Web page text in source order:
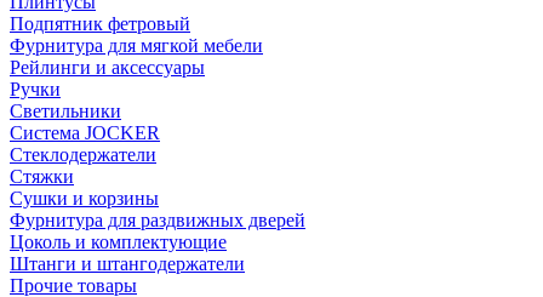
Подпятник фетровый
Фурнитура для мягкой мебели
Рейлинги и аксессуары
Ручки
Светильники
Система JOCKER
Стеклодержатели
Стяжки
Сушки и корзины
Фурнитура для раздвижных дверей
Цоколь и комплектующие
Штанги и штангодержатели
Прочие товары